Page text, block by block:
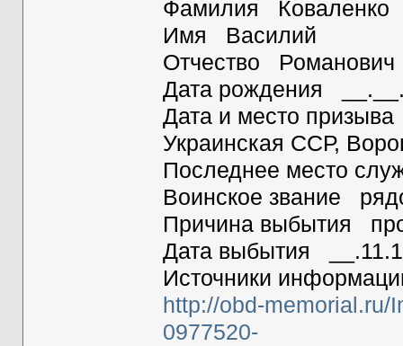
Фамилия Коваленко
Имя Василий
Отчество Романович
Дата рождения
Дата и место
Украинская ССР,
Последнее место
Воинское звание
Причина выбытия
Дата выбытия
Источники
http://obd-memorial.ru/
0977520-